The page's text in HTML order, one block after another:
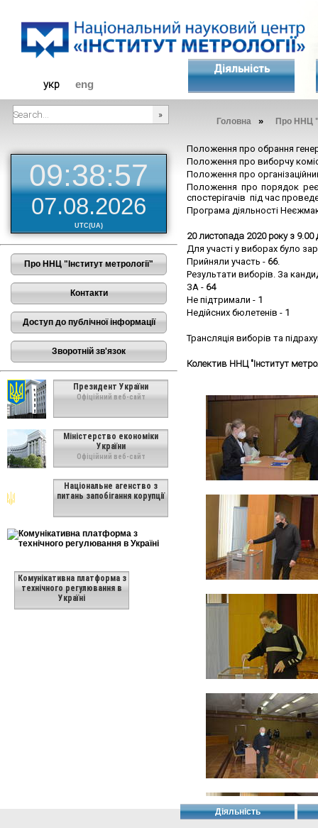
укр eng
Діяльність
Головна » Про ННЦ
09:38:58
07.08.2026
UTC(UA)
Про ННЦ "Інститут метрології"
Контакти
Доступ до публічної інформації
Зворотній зв'язок
Президент України
Офіційний веб-сайт
Міністерство економіки
України
Офіційний веб-сайт
Національне агенство з
питань запобігання корупції
Комунікативна платформа з
технічного регулювання в
Україні
Положення про обрання
Положення про виборчу
Положення про
Положення про порядок
спостерігачів під час
Програма діяльності
20 листопада 2020 року з 9.00
Для участі у виборах було
Прийняли участь - 66.
Результати виборів. За
ЗА - 64
Не підтримали - 1
Недійсних бюлетенів - 1
Трансляція виборів та
Колектив ННЦ "Інститут
Діяльність